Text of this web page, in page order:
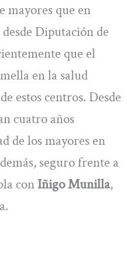
mayores que en
Diputación de
que el
en la salud
estos centros. Desde
cuatro años
de los mayores en
seguro frente a
con Iñigo Munilla,